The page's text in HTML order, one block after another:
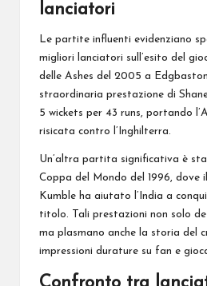
lanciatori
Le partite influenti evidenziano
migliori lanciatori sull’esito del
delle Ashes del 2005 a
straordinaria prestazione di
5 wickets per 43 runs, portando
risicata contro l’Inghilterra.
Un’altra partita significativa è
Coppa del Mondo del 1996, dove
Kumble ha aiutato l’India a
titolo. Tali prestazioni non solo
ma plasmano anche la storia del
impressioni durature su fan e